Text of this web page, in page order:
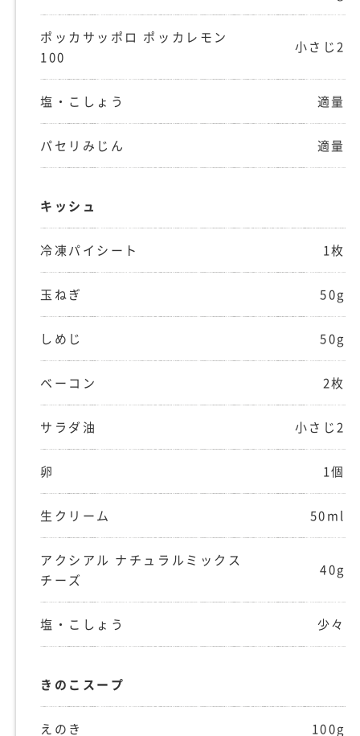
ポッカサッポロ ポッカレモン
100
小さじ2
塩・こしょう 適量
パセリみじん 適量
キッシュ
冷凍パイシート 1枚
玉ねぎ 50g
しめじ 50g
ベーコン 2枚
サラダ油 小さじ2
卵 1個
生クリーム 50ml
アクシアル ナチュラルミックス
チーズ
40g
塩・こしょう 少々
きのこスープ
えのき 100g